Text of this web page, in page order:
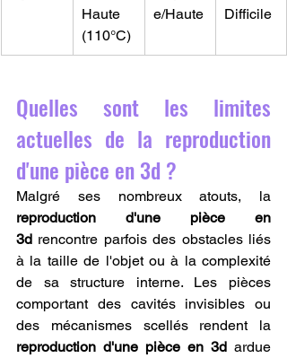
Haute
(110°C)
e/Haute
Difficile
Quelles sont les limites
actuelles de la reproduction
d'une pièce en 3d ?
reproduction d'une pièce en
3d rencontre parfois des obstacles liés
à la taille de l'objet ou à la complexité
de sa structure interne. Les pièces
comportant des cavités invisibles ou
reproduction d'une pièce en 3d ardue